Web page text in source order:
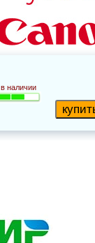
в наличии